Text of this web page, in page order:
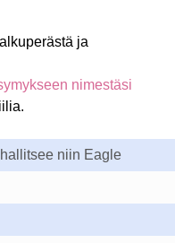
ja
nimestäsi
niin Eagle